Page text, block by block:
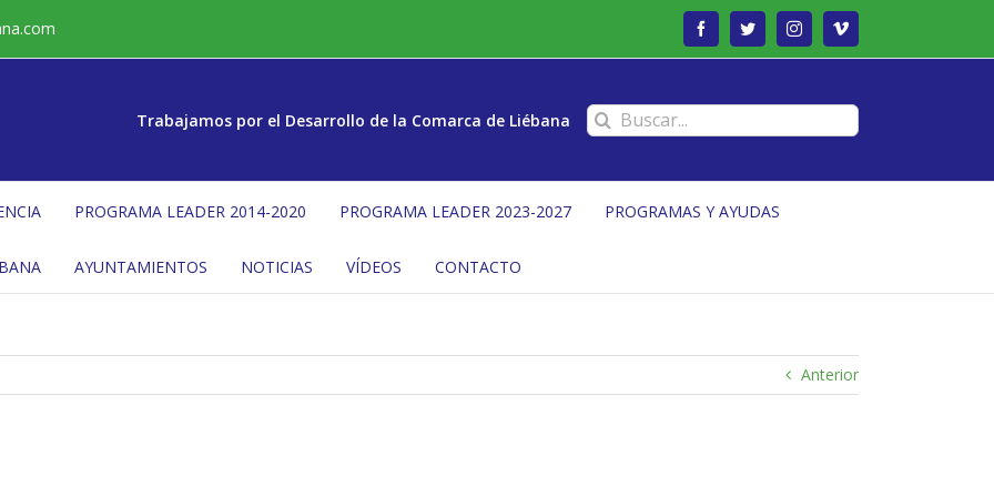
FacebookTwitterInstagramVimeo
Trabajamos por el Desarrollo de la Comarca de Liébana Buscar:
PROGRAMA LEADER 2014-2020 PROGRAMA LEADER 2023-2027 PROGRAMAS Y AYUDAS
AYUNTAMIENTOS NOTICIAS VÍDEOS CONTACTO
Anterior